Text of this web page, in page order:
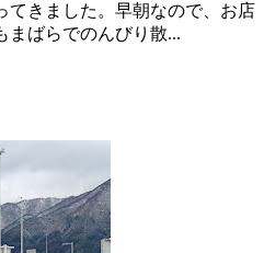
てきました。早朝なので、お店
まばらでのんびり散...